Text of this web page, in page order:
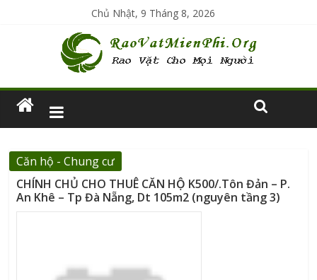
Chủ Nhật, 9 Tháng 8, 2026
Căn hộ - Chung cư
CHÍNH CHỦ CHO THUÊ CĂN HỘ K500/.Tôn Đản – P.
An Khê – Tp Đà Nẵng, Dt 105m2 (nguyên tầng 3)